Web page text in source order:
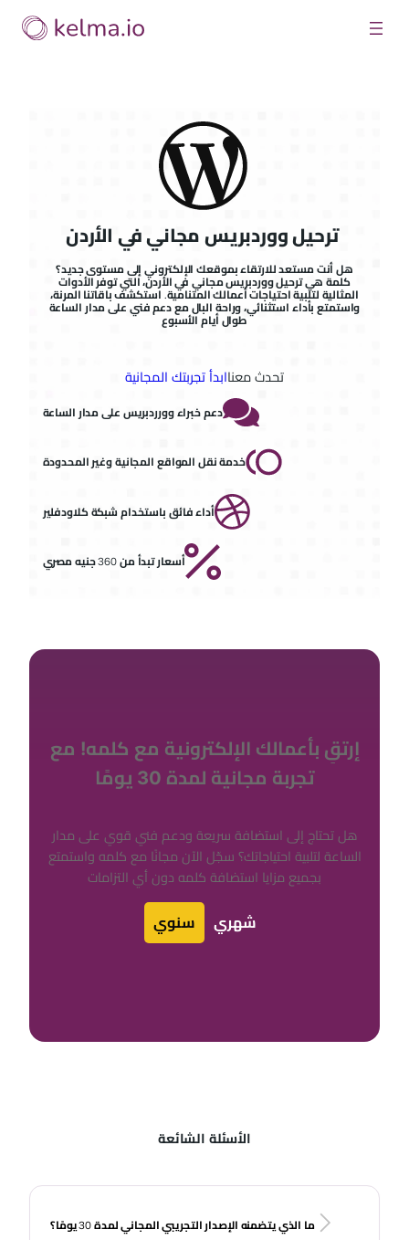
Skip
ترحيل ووردبريس مجاني في الأردن
هل أنت مستعد للارتقاء بموقعك الإلكتروني إلى مستوى جديد؟
كلمة هي ترحيل ووردبريس مجاني في الأردن، التي توفر الأدوات
المثالية لتلبية احتياجات أعمالك المتنامية. استكشف باقاتنا المرنة،
واستمتع بأداء استثنائي، وراحة البال مع دعم فني على مدار الساعة
طوال أيام الأسبوع
ابدأ تجربتك المجانيةتحدث معنا
دعم خبراء وورردبريس على مدار الساعة
خدمة نقل المواقع المجانية وغير المحدودة
أداء فائق باستخدام شبكة كلاودفلير
أسعار تبدأ من 360 جنيه مصري
إرتقِ بأعمالك الإلكترونية مع كلمه! مع
تجربة مجانية لمدة 30 يومًا
هل تحتاج إلى استضافة سريعة ودعم فني قوي على مدار
الساعة لتلبية احتياجاتك؟ سجّل الآن مجانًا مع كلمه واستمتع
بجميع مزايا استضافة كلمه دون أي التزامات
سنوي شهري
الأسئلة الشائعة
ما الذي يتضمنه الإصدار التجريبي المجاني لمدة 30 يومًا؟